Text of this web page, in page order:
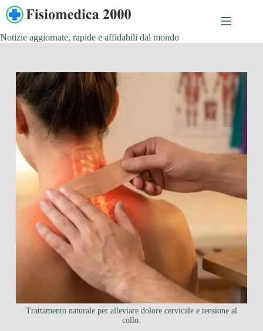
Salta
contenuto
Notizie aggiornate, rapide e affidabili dal mondo
Trattamento naturale per alleviare dolore cervicale e tensione al
collo.